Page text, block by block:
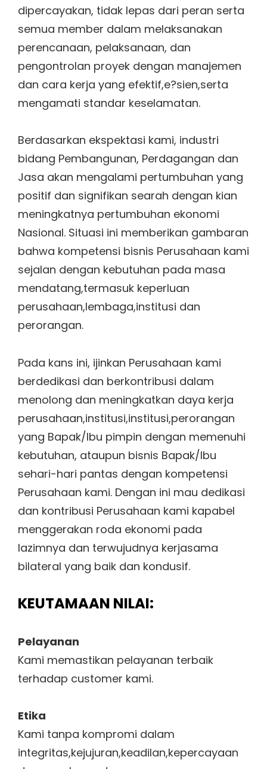
dipercayakan, tidak lepas dari peran serta
semua member dalam melaksanakan
perencanaan, pelaksanaan, dan
pengontrolan proyek dengan manajemen
dan cara kerja yang efektif,e?sien,serta
mengamati standar keselamatan.
Berdasarkan ekspektasi kami, industri
bidang Pembangunan, Perdagangan dan
Jasa akan mengalami pertumbuhan yang
positif dan signifikan searah dengan kian
meningkatnya pertumbuhan ekonomi
Nasional. Situasi ini memberikan gambaran
bahwa kompetensi bisnis Perusahaan kami
sejalan dengan kebutuhan pada masa
mendatang,termasuk keperluan
perusahaan,lembaga,institusi dan
perorangan.
Pada kans ini, ijinkan Perusahaan kami
berdedikasi dan berkontribusi dalam
menolong dan meningkatkan daya kerja
perusahaan,institusi,institusi,perorangan
yang Bapak/Ibu pimpin dengan memenuhi
kebutuhan, ataupun bisnis Bapak/Ibu
sehari-hari pantas dengan kompetensi
Perusahaan kami. Dengan ini mau dedikasi
dan kontribusi Perusahaan kami kapabel
menggerakan roda ekonomi pada
lazimnya dan terwujudnya kerjasama
bilateral yang baik dan kondusif.
KEUTAMAAN NILAI:
Pelayanan
Kami memastikan pelayanan terbaik
terhadap customer kami.
Etika
Kami tanpa kompromi dalam
integritas,kejujuran,keadilan,kepercayaan